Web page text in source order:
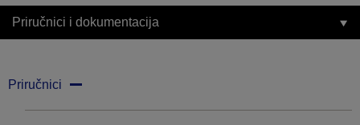
Priručnici i dokumentacija
Priručnici